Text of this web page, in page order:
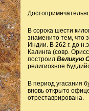
В сорока шести
знаменито тем, что
Индии. В 262 г. до
Калинга (совр.
построил Великую
религиозное
В период угасания
вновь открыто
отреставрирована.